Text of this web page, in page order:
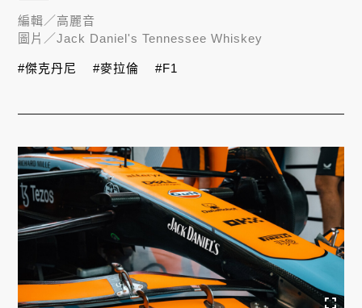
編輯／高麗音
圖片／Jack Daniel's Tennessee Whiskey
#傑克丹尼 #麥拉倫 #F1